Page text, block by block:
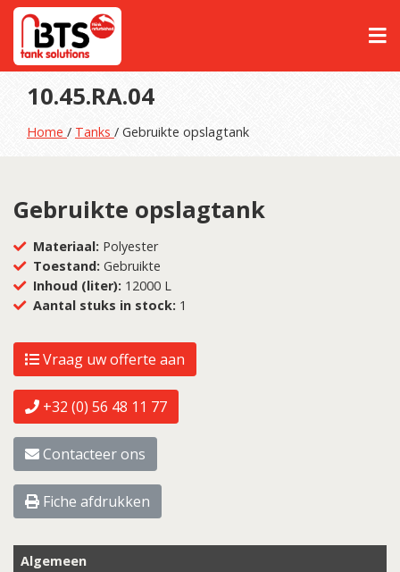
10.45.RA.04
Home / Tanks / Gebruikte opslagtank
Gebruikte opslagtank
Materiaal: Polyester
Toestand: Gebruikte
Inhoud (liter): 12000 L
Aantal stuks in stock: 1
Vraag uw offerte aan
+32 (0) 56 48 11 77
Contacteer ons
Fiche afdrukken
Algemeen